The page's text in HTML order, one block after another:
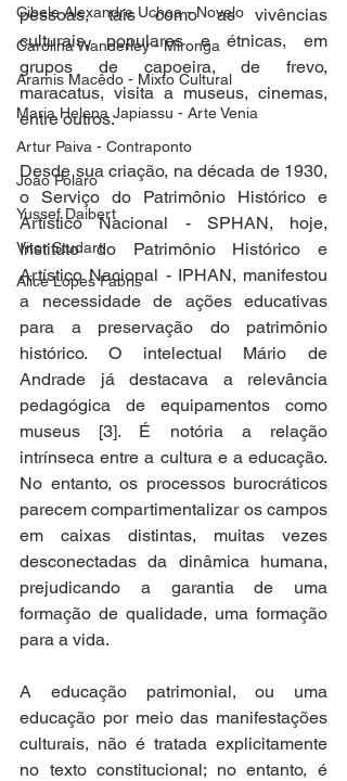
Cibele Alexandre Uchoa - Novelo
Carolina Wanderley - Mironga
Aramis Macêdo - Mixto Cultural
Maria Helena Japiassu - Arte Venia
Artur Paiva - Contraponto
João Polaro
Yussef Daibert
Vitor Studart
Alice Lopes Fabris
pessoas, tais como as vivências
culturais, populares e étnicas, em
grupos de capoeira, de frevo,
maracatus, visita a museus, cinemas,
entre outros.
Desde sua criação, na década de 1930,
o Serviço do Patrimônio Histórico e
Artístico Nacional - SPHAN, hoje,
Instituto do Patrimônio Histórico e
Artístico Nacional - IPHAN, manifestou
a necessidade de ações educativas
para a preservação do patrimônio
histórico. O intelectual Mário de
Andrade já destacava a relevância
pedagógica de equipamentos como
museus [3]. É notória a relação
intrínseca entre a cultura e a educação.
No entanto, os processos burocráticos
parecem compartimentalizar os campos
em caixas distintas, muitas vezes
desconectadas da dinâmica humana,
prejudicando a garantia de uma
formação de qualidade, uma formação
para a vida.
A educação patrimonial, ou uma
educação por meio das manifestações
culturais, não é tratada explicitamente
no texto constitucional; no entanto, é